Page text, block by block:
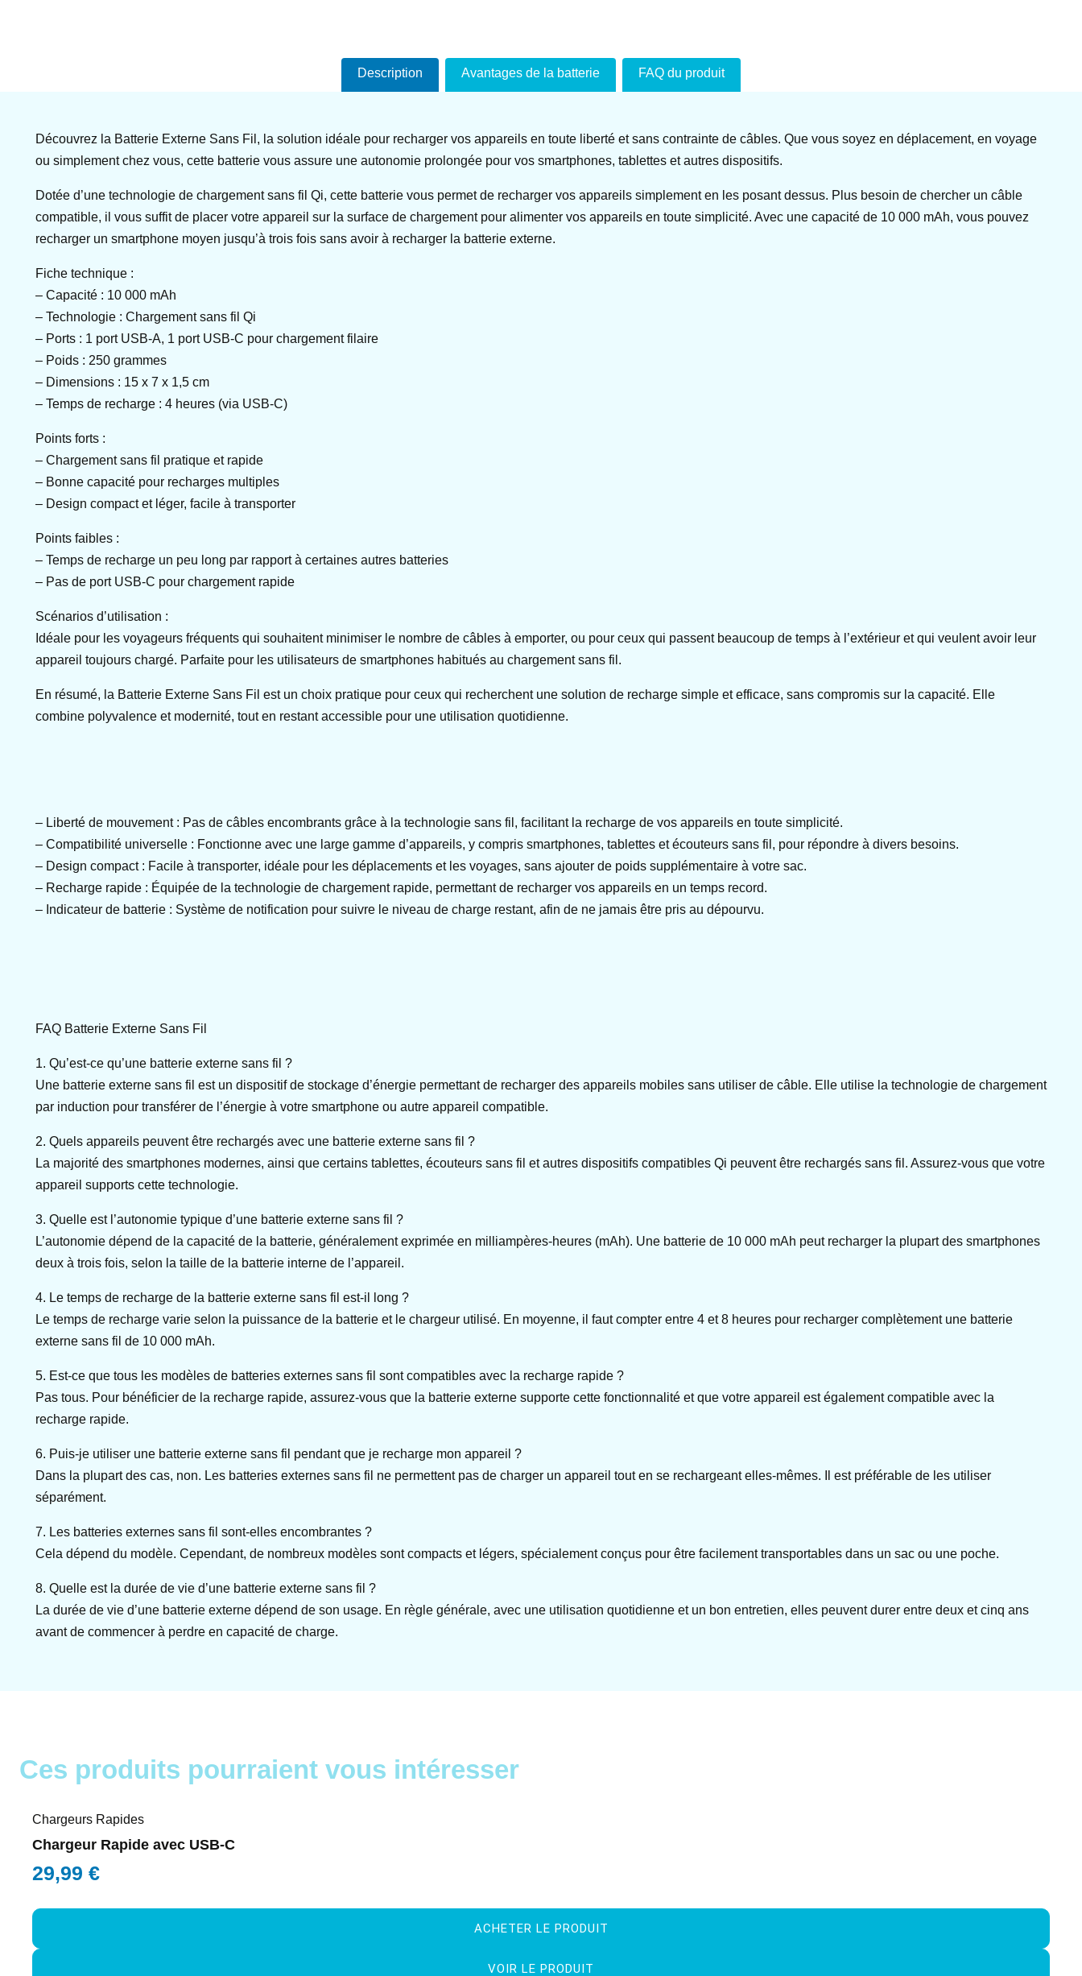
Description Avantages de la batterie FAQ du produit
Découvrez la Batterie Externe Sans Fil, la solution idéale pour recharger vos appareils en toute liberté et sans contrainte de câbles. Que vous soyez en déplacement, en voyage
ou simplement chez vous, cette batterie vous assure une autonomie prolongée pour vos smartphones, tablettes et autres dispositifs.
Dotée d’une technologie de chargement sans fil Qi, cette batterie vous permet de recharger vos appareils simplement en les posant dessus. Plus besoin de chercher un câble
compatible, il vous suffit de placer votre appareil sur la surface de chargement pour alimenter vos appareils en toute simplicité. Avec une capacité de 10 000 mAh, vous pouvez
recharger un smartphone moyen jusqu’à trois fois sans avoir à recharger la batterie externe.
Fiche technique :
– Capacité : 10 000 mAh
– Technologie : Chargement sans fil Qi
– Ports : 1 port USB-A, 1 port USB-C pour chargement filaire
– Poids : 250 grammes
– Dimensions : 15 x 7 x 1,5 cm
– Temps de recharge : 4 heures (via USB-C)
Points forts :
– Chargement sans fil pratique et rapide
– Bonne capacité pour recharges multiples
– Design compact et léger, facile à transporter
Points faibles :
– Temps de recharge un peu long par rapport à certaines autres batteries
– Pas de port USB-C pour chargement rapide
Scénarios d’utilisation :
Idéale pour les voyageurs fréquents qui souhaitent minimiser le nombre de câbles à emporter, ou pour ceux qui passent beaucoup de temps à l’extérieur et qui veulent avoir leur
appareil toujours chargé. Parfaite pour les utilisateurs de smartphones habitués au chargement sans fil.
En résumé, la Batterie Externe Sans Fil est un choix pratique pour ceux qui recherchent une solution de recharge simple et efficace, sans compromis sur la capacité. Elle
combine polyvalence et modernité, tout en restant accessible pour une utilisation quotidienne.
– Liberté de mouvement : Pas de câbles encombrants grâce à la technologie sans fil, facilitant la recharge de vos appareils en toute simplicité.
– Compatibilité universelle : Fonctionne avec une large gamme d’appareils, y compris smartphones, tablettes et écouteurs sans fil, pour répondre à divers besoins.
– Design compact : Facile à transporter, idéale pour les déplacements et les voyages, sans ajouter de poids supplémentaire à votre sac.
– Recharge rapide : Équipée de la technologie de chargement rapide, permettant de recharger vos appareils en un temps record.
– Indicateur de batterie : Système de notification pour suivre le niveau de charge restant, afin de ne jamais être pris au dépourvu.
FAQ Batterie Externe Sans Fil
1. Qu’est-ce qu’une batterie externe sans fil ?
Une batterie externe sans fil est un dispositif de stockage d’énergie permettant de recharger des appareils mobiles sans utiliser de câble. Elle utilise la technologie de chargement
par induction pour transférer de l’énergie à votre smartphone ou autre appareil compatible.
2. Quels appareils peuvent être rechargés avec une batterie externe sans fil ?
La majorité des smartphones modernes, ainsi que certains tablettes, écouteurs sans fil et autres dispositifs compatibles Qi peuvent être rechargés sans fil. Assurez-vous que votre
appareil supports cette technologie.
3. Quelle est l’autonomie typique d’une batterie externe sans fil ?
L’autonomie dépend de la capacité de la batterie, généralement exprimée en milliampères-heures (mAh). Une batterie de 10 000 mAh peut recharger la plupart des smartphones
deux à trois fois, selon la taille de la batterie interne de l’appareil.
4. Le temps de recharge de la batterie externe sans fil est-il long ?
Le temps de recharge varie selon la puissance de la batterie et le chargeur utilisé. En moyenne, il faut compter entre 4 et 8 heures pour recharger complètement une batterie
externe sans fil de 10 000 mAh.
5. Est-ce que tous les modèles de batteries externes sans fil sont compatibles avec la recharge rapide ?
Pas tous. Pour bénéficier de la recharge rapide, assurez-vous que la batterie externe supporte cette fonctionnalité et que votre appareil est également compatible avec la
recharge rapide.
6. Puis-je utiliser une batterie externe sans fil pendant que je recharge mon appareil ?
Dans la plupart des cas, non. Les batteries externes sans fil ne permettent pas de charger un appareil tout en se rechargeant elles-mêmes. Il est préférable de les utiliser
séparément.
7. Les batteries externes sans fil sont-elles encombrantes ?
Cela dépend du modèle. Cependant, de nombreux modèles sont compacts et légers, spécialement conçus pour être facilement transportables dans un sac ou une poche.
8. Quelle est la durée de vie d’une batterie externe sans fil ?
La durée de vie d’une batterie externe dépend de son usage. En règle générale, avec une utilisation quotidienne et un bon entretien, elles peuvent durer entre deux et cinq ans
avant de commencer à perdre en capacité de charge.
Ces produits pourraient vous intéresser
Chargeurs Rapides
Chargeur Rapide avec USB-C
29,99 €
ACHETER LE PRODUIT
VOIR LE PRODUIT